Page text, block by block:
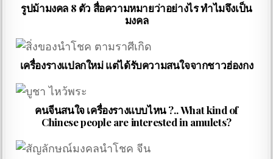
รูปม้ามงคล 8 ตัว สื่อความหมายว่าอย่างไร ทำไมจึงเป็น
มงคล
เครื่องรางแปลกใหม่ แต่ได้รับความสนใจจากชาวฮ่องกง
คนจีนสนใจ เครื่องรางแบบไหน ?.. What kind of
Chinese people are interested in amulets?